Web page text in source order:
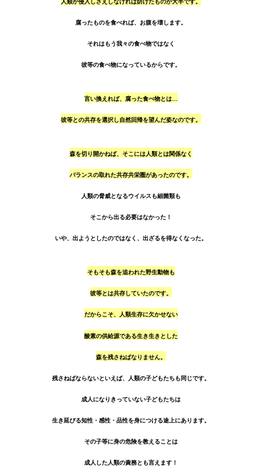
人類が侵入しさえしなければ防げたものが大半です。
腐ったものを食べれば、お腹を壊します。
それはもう我々の食べ物ではなく
彼等の食べ物になっているからです。
言い換えれば、腐った食べ物とは…
彼等との共存を選択し自然回帰を望んだ姿なのです。
森を切り開かねば、そこには人類とは関係なく
バランスの取れた共存共栄圏があったのです。
人類の脅威となるウイルスも細菌類も
そこから出る必要はなかった！
いや、出ようとしたのではなく、出ざるを得なくなった。
そもそも森を追われた野生動物も
彼等とは共存していたのです。
だからこそ、人類生存に欠かせない
酸素の供給源である生き生きとした
森を残さねばなりません。
残さねばならないといえば、人類の子どもたちも同じです。
成人になりきっていない子どもたちは
生き延びる知性・感性・品性を身につける途上にあります。
その子等に身の危険を教えることは
成人した人類の責務とも言えます！